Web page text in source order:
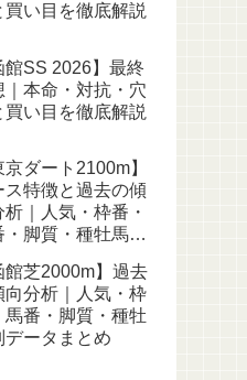
買い目を徹底解説
館SS 2026】最終
｜本命・対抗・穴
買い目を徹底解説
京ダート2100m】
ス特徴と過去の傾
析｜人気・枠番・
・脚質・種牡馬別
館芝2000m】過去
向分析｜人気・枠
馬番・脚質・種牡
データまとめ